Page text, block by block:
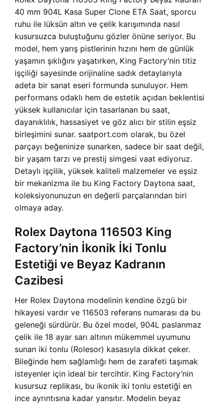
40 mm 904L Kasa Super Clone ETA Saat, sporcu
ruhu ile lüksün altın ve çelik karışımında nasıl
kusursuzca buluştuğunu gözler önüne seriyor. Bu
model, hem yarış pistlerinin hızını hem de günlük
yaşamın şıklığını yaşatırken, King Factory’nin titiz
işçiliği sayesinde orijinaline sadık detaylarıyla
adeta bir sanat eseri formunda sunuluyor. Hem
performans odaklı hem de estetik açıdan beklentisi
yüksek kullanıcılar için tasarlanan bu saat,
dayanıklılık, hassasiyet ve göz alıcı bir stilin eşsiz
birleşimini sunar. saatport.com olarak, bu özel
parçayı beğeninize sunarken, sadece bir saat değil,
bir yaşam tarzı ve prestij simgesi vaat ediyoruz.
Detaylı işçilik, yüksek kaliteli malzemeler ve eşsiz
bir mekanizma ile bu King Factory Daytona saat,
koleksiyonunuzun en değerli parçalarından biri
olmaya aday.
Rolex Daytona 116503 King
Factory’nin İkonik İki Tonlu
Estetiği ve Beyaz Kadranın
Cazibesi
Her Rolex Daytona modelinin kendine özgü bir
hikayesi vardır ve 116503 referans numarası da bu
geleneği sürdürür. Bu özel model, 904L paslanmaz
çelik ile 18 ayar sarı altının mükemmel uyumunu
sunan iki tonlu (Rolesor) kasasıyla dikkat çeker.
Bileğinde hem sağlamlığı hem de zarafeti taşımak
isteyenler için ideal bir tercihtir. King Factory’nin
kusursuz replikası, bu ikonik iki tonlu estetiği en
ince ayrıntısına kadar yansıtır. Modelin beyaz